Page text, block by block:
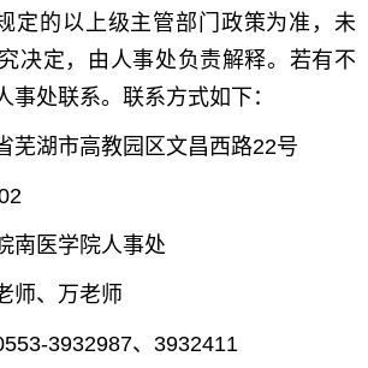
定的以上级主管部门政策为准，未
决定，由人事处负责解释。若有不
事处联系。联系方式如下：
芜湖市高教园区文昌西路22号
南医学院人事处
师、万老师
3932987、3932411